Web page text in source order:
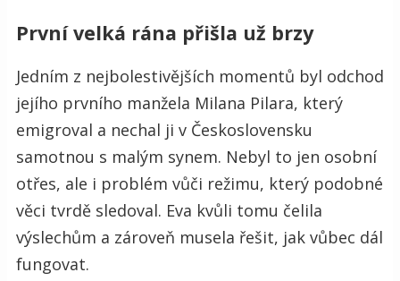
První velká rána přišla už brzy
Jedním z nejbolestivějších momentů byl odchod
jejího prvního manžela Milana Pilara, který
emigroval a nechal ji v Československu
samotnou s malým synem. Nebyl to jen osobní
otřes, ale i problém vůči režimu, který podobné
věci tvrdě sledoval. Eva kvůli tomu čelila
výslechům a zároveň musela řešit, jak vůbec dál
fungovat.